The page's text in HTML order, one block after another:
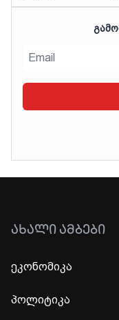
ᲐᲮᲐᲚᲘ ᲐᲛᲑᲔᲑᲘ
ეკონომიკა
პოლიტიკა